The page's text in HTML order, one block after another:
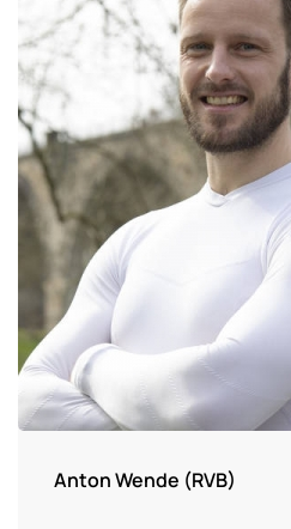
Anton Wende (RVB)